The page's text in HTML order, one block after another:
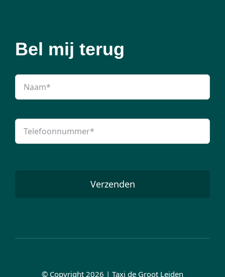
Bel mij terug
Verzenden
© Copyright 2026 | Taxi de Groot Leiden